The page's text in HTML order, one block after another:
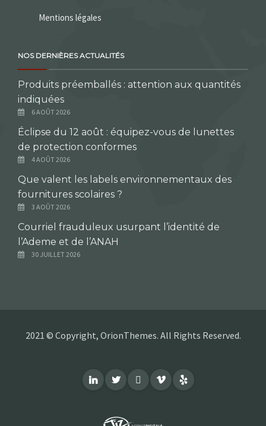
Mentions légales
NOS DERNIÈRES ACTUALITÉS
Produits préemballés : attention aux quantités
indiquées
6 AOÛT 2026
Éclipse du 12 août : équipez-vous de lunettes
de protection conformes
4 AOÛT 2026
Que valent les labels environnementaux des
fournitures scolaires ?
3 AOÛT 2026
Courriel frauduleux usurpant l’identité de
l’Ademe et de l’ANAH
30 JUILLET 2026
2021 © Copyright, OrionThemes. All Rights Reserved.